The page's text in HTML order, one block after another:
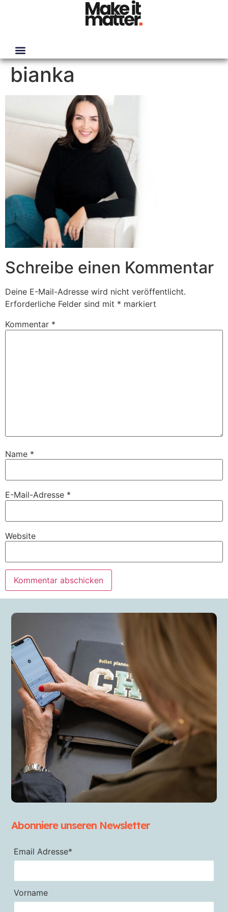
bianka
Schreibe einen Kommentar
Deine E-Mail-Adresse wird nicht veröffentlicht.
Erforderliche Felder sind mit * markiert
Kommentar *
Name *
E-Mail-Adresse *
Website
Abonniere unseren Newsletter
Email Adresse*
Vorname